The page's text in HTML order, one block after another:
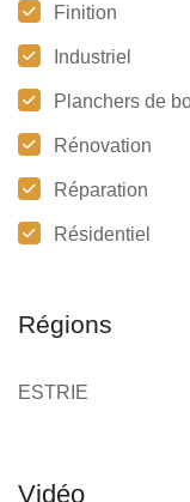
Finition
Industriel
Planchers de
Rénovation
Réparation
Résidentiel
Régions
ESTRIE